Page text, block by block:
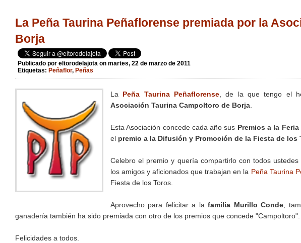
La Peña Taurina Peñaflorense premiada por la
Borja
Publicado por eltorodelajota on martes, 22 de marzo de 2011
Etiquetas: Peñaflor, Peñas
La Peña Taurina Peñaflorense, de la que tengo el
Asociación Taurina Campoltoro de Borja
Esta Asociación concede cada año sus Premios a la
el premio a la Difusión y Promoción de la Fiesta de los
Celebro el premio y quería compartirlo con todos
los amigos y aficionados que trabajan en la Peña Taurina
Fiesta de los Toros.
Aprovecho para felicitar a lafamilia Murillo Conde ,
ganadería también ha sido premiada con otro de los premios que concede "Campoltoro".
Felicidades a todos.